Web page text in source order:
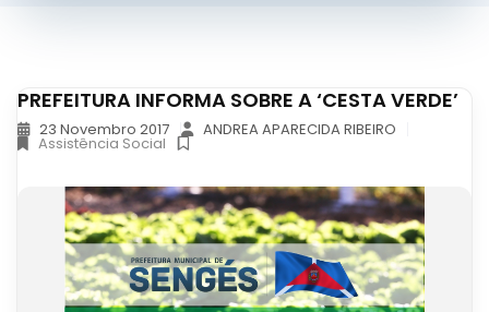
PREFEITURA INFORMA SOBRE A ‘CESTA VERDE’
23 Novembro 2017 ANDREA APARECIDA RIBEIRO
Assistência Social